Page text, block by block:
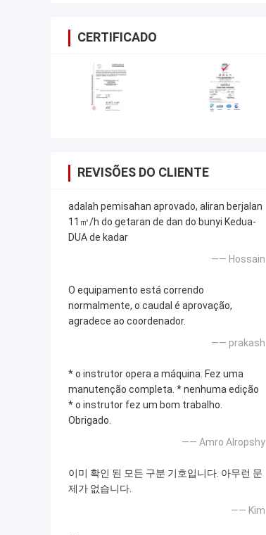
CERTIFICADO
REVISÕES DO CLIENTE
adalah pemisahan aprovado, aliran berjalan
11㎥/h do getaran de dan do bunyi Kedua-
DUA de kadar
—— Hossain
O equipamento está correndo
normalmente, o caudal é aprovação,
agradece ao coordenador.
—— prakash
* o instrutor opera a máquina. Fez uma
manutenção completa. * nenhuma edição
* o instrutor fez um bom trabalho.
Obrigado.
—— Amro Alropshy
이미 확인 된 모든 구분 기호입니다. 아무런 문
제가 없습니다.
—— Kim